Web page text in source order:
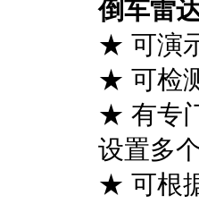
倒车雷
★ 可演
★ 可检
★ 有专
设置多
★ 可根